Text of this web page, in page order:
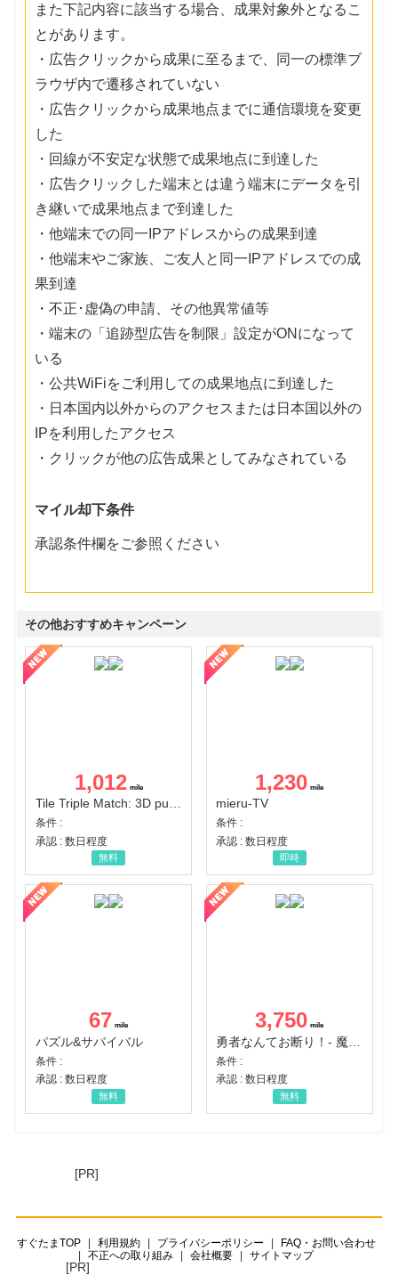
また下記内容に該当する場合、成果対象外となるこ
とがあります。
・広告クリックから成果に至るまで、同一の標準ブ
ラウザ内で遷移されていない
・広告クリックから成果地点までに通信環境を変更
した
・回線が不安定な状態で成果地点に到達した
・広告クリックした端末とは違う端末にデータを引
き継いで成果地点まで到達した
・他端末での同一IPアドレスからの成果到達
・他端末やご家族、ご友人と同一IPアドレスでの成
果到達
・不正･虚偽の申請、その他異常値等
・端末の「追跡型広告を制限」設定がONになって
いる
・公共WiFiをご利用しての成果地点に到達した
・日本国内以外からのアクセスまたは日本国以外の
IPを利用したアクセス
・クリックが他の広告成果としてみなされている
マイル却下条件
承認条件欄をご参照ください
その他おすすめキャンペーン
1,012
Tile Triple Match: 3D puzzle
条件 :
承認 : 数日程度
無料
1,230
mieru-TV
条件 :
承認 : 数日程度
即時
67
パズル&サバイバル
条件 :
承認 : 数日程度
無料
3,750
条件 :
承認 : 数日程度
無料
[PR]
すぐたまTOP 利用規約 プライバシーポリシー
FAQ・お問い合わせ
不正への取り組み
会社概要 サイトマップ
[PR]